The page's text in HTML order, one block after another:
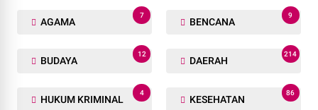
AGAMA
7
BENCANA
9
BUDAYA
12
DAERAH
214
HUKUM KRIMINAL
4
KESEHATAN
86